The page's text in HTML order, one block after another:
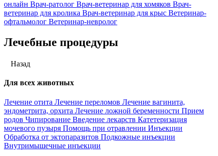
онлайн Врач-ратолог Врач-ветеринар для хомяков Врач-
ветеринар для кролика Врач-ветеринар для крыс Ветеринар-
офтальмолог Ветеринар-невролог
Лечебные процедуры
Назад
Для всех животных
Лечение отита Лечение переломов Лечение вагинита,
эндометрита, орхита Лечение ложной беременности Прием
родов Чипирование Введение лекарств Катетеризация
мочевого пузыря Помощь при отравлении Инъекции
Обработка от эктопаразитов Подкожные инъекции
Внутримышечные инъекции